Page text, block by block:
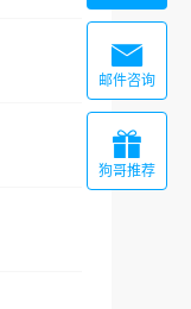

邮件咨询

狗哥推荐